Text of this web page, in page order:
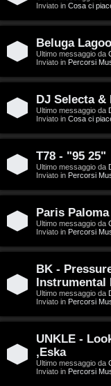
t
a
A
r
g
o
m
e
n
t
i
a
t
t
Inviato in Cosa ci
Beluga
Ultimo messaggio da
Inviato in Percorsi
DJ Selecta &
Ultimo messaggio da
Inviato in Cosa ci
T78 - "95 25"
Ultimo messaggio da
Inviato in Percorsi
Paris
Ultimo messaggio da
Inviato in Percorsi
BK -
Instrumental
Ultimo messaggio da
Inviato in Percorsi
UNKLE -
,Eska
Ultimo messaggio da
Inviato in Percorsi
t
i
n
o
i
n
T
o
u
r
u
s
c